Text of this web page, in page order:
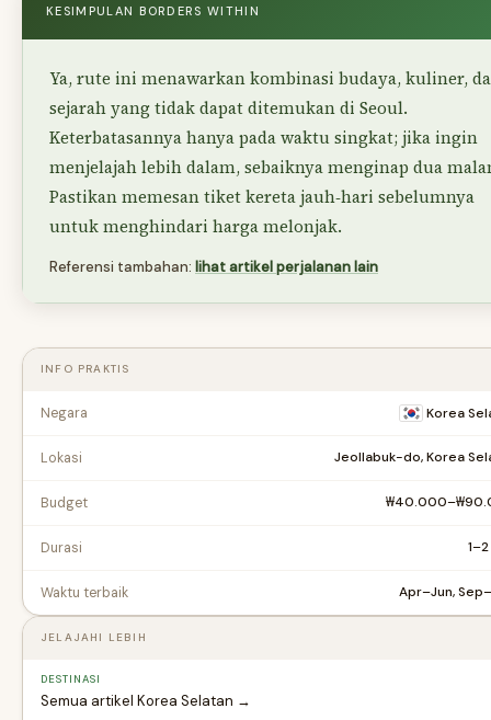
KESIMPULAN BORDERS WITHIN
Ya, rute ini menawarkan kombinasi budaya, kuliner,
sejarah yang tidak dapat ditemukan di Seoul.
Keterbatasannya hanya pada waktu singkat; jika ingin
menjelajah lebih dalam, sebaiknya menginap dua
Pastikan memesan tiket kereta jauh‑hari sebelumnya
untuk menghindari harga melonjak.
Referensi tambahan: lihat artikel perjalanan lain
INFO PRAKTIS
Negara Korea
Lokasi Jeollabuk-do, Korea
Budget
Durasi
Waktu terbaik Apr–Jun,
JELAJAHI LEBIH
DESTINASI
Semua artikel Korea Selatan →